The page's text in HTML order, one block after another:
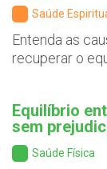
Saúde
Entenda as
recuperar o
Equilíbrio
sem
Saúde Física